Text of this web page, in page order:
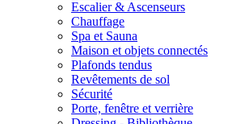
Escalier & Ascenseurs
Chauffage
Spa et Sauna
Maison et objets connectés
Plafonds tendus
Revêtements de sol
Sécurité
Porte, fenêtre et verrière